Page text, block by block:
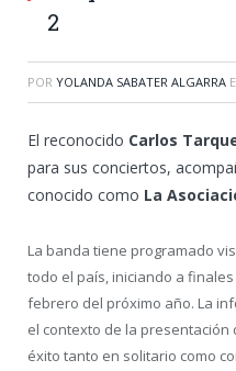
2
POR YOLANDA SABATER ALGARRA
El reconocido Carlos
para sus conciertos,
conocido como La
La banda tiene programado
todo el país, iniciando a
febrero del próximo año. La
el contexto de la presentación
éxito tanto en solitario como